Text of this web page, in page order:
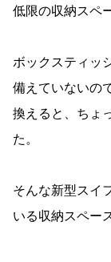
低限の収納スペ
ボックスティッ
備えていないの
換えると、ちょ
た。
そんな新型スイ
いる収納スペー